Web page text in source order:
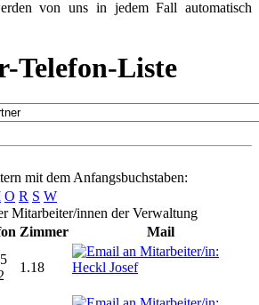
von uns in jedem Fall automatisch
Telefon-Liste
mit dem Anfangsbuchstaben:
O R S W
Mitarbeiter/innen der Verwaltung
Zimmer
Mail
1.18